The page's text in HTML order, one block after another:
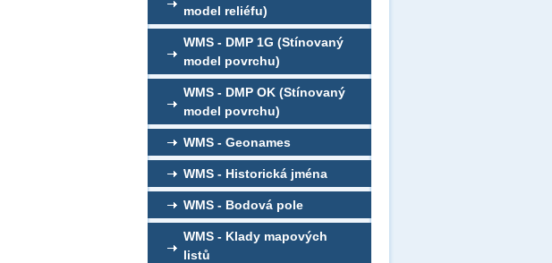
model reliéfu)
WMS - DMP 1G (Stínovaný
model povrchu)
WMS - DMP OK (Stínovaný
model povrchu)
WMS - Geonames
WMS - Historická jména
WMS - Bodová pole
WMS - Klady mapových
listů